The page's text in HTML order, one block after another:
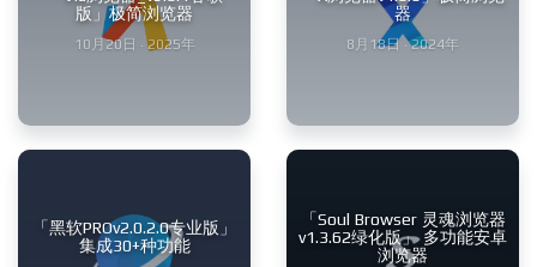
版」极简浏览器
10月20日 · 2025年
器
8月18日 · 2024年
「黑软PROv2.0.2.0专业版」
集成30+种功能
「Soul Browser 灵魂浏览器
v1.3.62绿化版」 多功能安卓
浏览器